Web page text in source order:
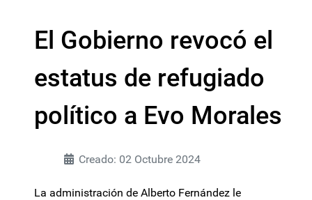
El Gobierno revocó el
estatus de refugiado
político a Evo Morales
Creado: 02 Octubre 2024
La administración de Alberto Fernández le